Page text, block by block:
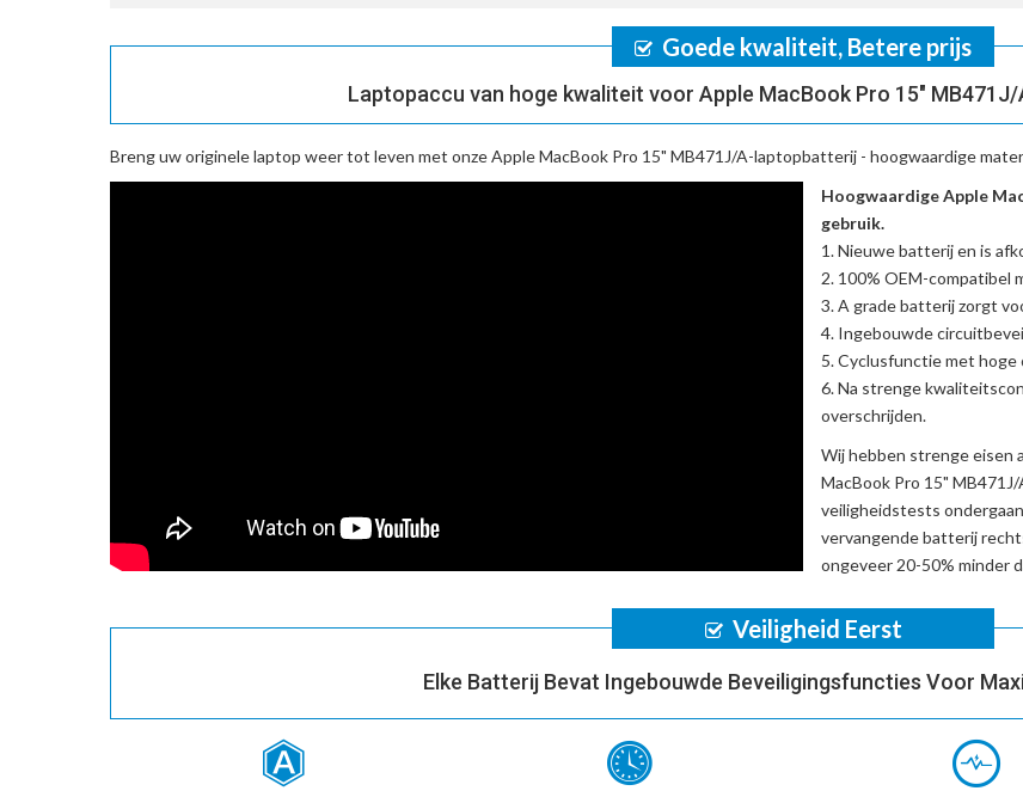
Goede kwaliteit, Betere prijs
Laptopaccu van hoge kwaliteit voor Apple MacBook Pro 15"
Breng uw originele laptop weer tot leven met onzeApple MacBook Pro 15" MB471J/A-laptopbatterij - hoogwaardige
Hoogwaardige Apple
gebruik.
Nieuwe batterij en is
100% OEM-compatibel
A grade batterij zorgt
Ingebouwde
Cyclusfunctie met hoge
Na strenge
overschrijden.
Wij hebben strenge eisen
MacBook Pro 15"
veiligheidstests
vervangende batterij
ongeveer 20-50% minder
Veiligheid Eerst
Elke Batterij Bevat Ingebouwde Beveiligingsfuncties Voor